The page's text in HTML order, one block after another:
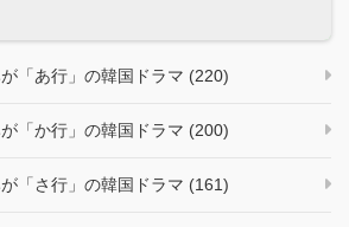
「あ行」の韓国ドラマ (220)
「か行」の韓国ドラマ (200)
「さ行」の韓国ドラマ (161)